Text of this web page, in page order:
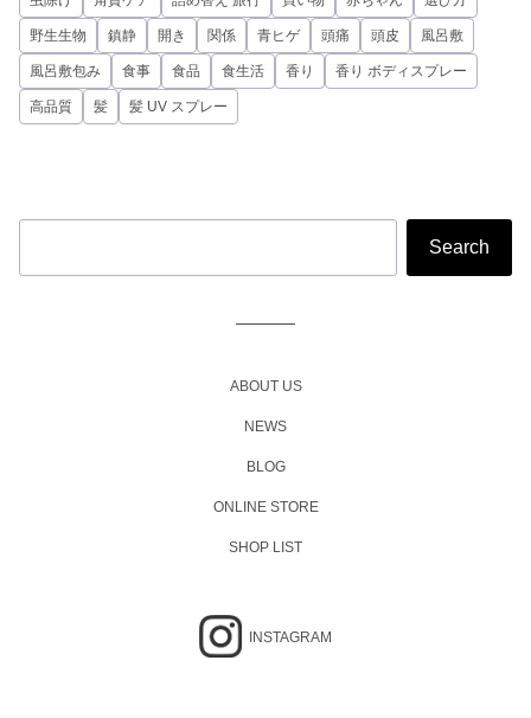
野生生物 鎮静 開き 関係 青ヒゲ 頭痛 頭皮 風呂敷
風呂敷包み 食事 食品 食生活 香り 香り ボディスプレー
高品質 髪 髪 UV スプレー
ABOUT US
NEWS
BLOG
ONLINE STORE
SHOP LIST
INSTAGRAM